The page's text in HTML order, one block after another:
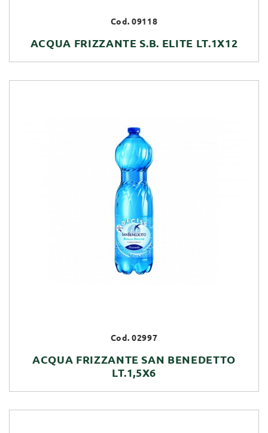
Cod. 09118
ACQUA FRIZZANTE S.B. ELITE LT.1X12
Cod. 02997
ACQUA FRIZZANTE SAN BENEDETTO
LT.1,5X6